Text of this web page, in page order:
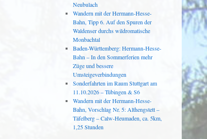
Neubulach
Wandern mit der Hermann-Hesse-
Bahn, Tipp 6. Auf den Spuren der
Waldenser durchs wildromatische
Monbachtal
Baden-Württemberg: Hermann-Hesse-
Bahn – In den Sommerferien mehr
Züge und bessere
Umsteigeverbindungen
Sonderfahrten im Raum Stuttgart am
11.10.2026 – Tübingen & S6
Wandern mit der Hermann-Hesse-
Bahn, Vorschlag Nr. 5: Althengstett –
Täfelberg – Calw-Heumaden, ca. 5km,
1,25 Stunden